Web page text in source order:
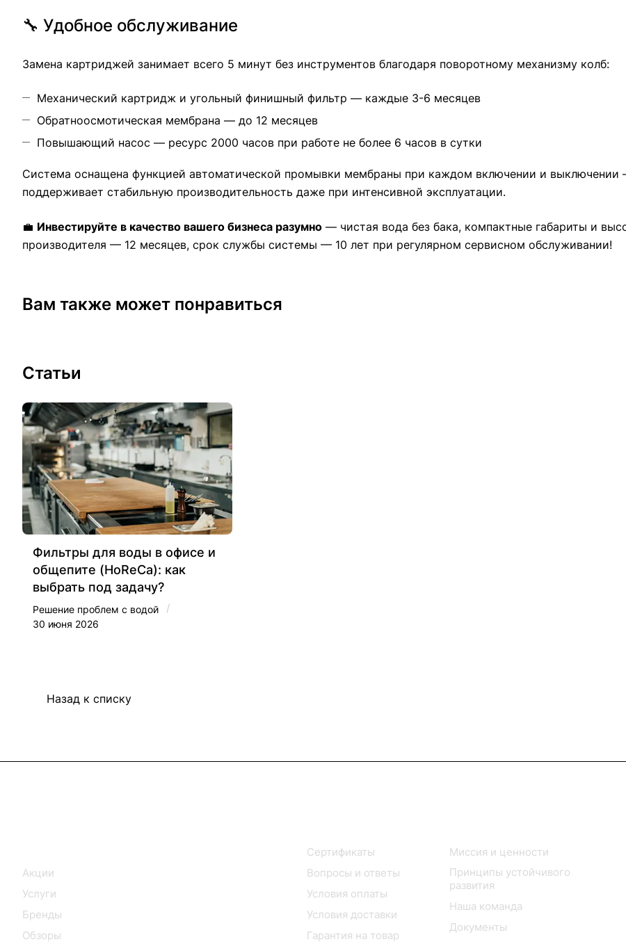
🔧 Удобное обслуживание
Замена картриджей занимает всего 5 минут без инструментов благодаря поворотному механизму колб:
Механический картридж и угольный финишный фильтр — каждые 3-6 месяцев
Обратноосмотическая мембрана — до 12 месяцев
Повышающий насос — ресурс 2000 часов при работе не более 6 часов в сутки
Система оснащена функцией автоматической промывки мембраны при каждом включении и выключении
поддерживает стабильную производительность даже при интенсивной эксплуатации.
💼 Инвестируйте в качество вашего бизнеса разумно — чистая вода без бака, компактные габариты и
производителя — 12 месяцев, срок службы системы — 10 лет при регулярном сервисном обслуживании!
Вам также может понравиться
Статьи
Фильтры для воды в офисе и
общепите (HoReCa): как
выбрать под задачу?
Решение проблем с водой /
30 июня 2026
Назад к списку
Акции
Услуги
Бренды
Обзоры
Сертификаты
Вопросы и ответы
Условия оплаты
Условия доставки
Гарантия на товар
Миссия и ценности
Принципы устойчивого
развития
Наша команда
Документы